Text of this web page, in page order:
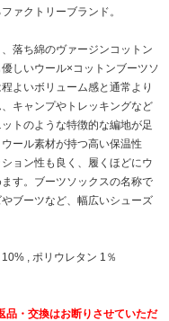
ァクトリーブランド。
落ち綿のヴァージンコットン
しいウール×コットンブーツソ
よいボリューム感と通常より
キャンプやトレッキングなど
トのような特徴的な編地が足
ール素材が持つ高い保温性
ョン性も良く、履くほどにウ
す。ブーツソックスの名称で
ブーツなど、幅広いシューズ
, ポリウレタン 1％
品・交換はお断りさせていただ